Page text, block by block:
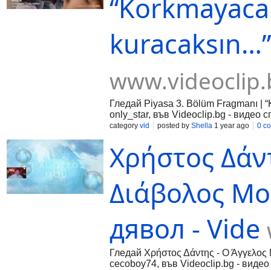
Гледай Piyasa 3. Bölüm Fragmanı |
only_star, във Videoclip.bg - видео
category vid posted by Shella 1 year ago 0
Χρήστος
Διάβολος
дявол - Vide
Гледай Χρήστος Δάντης - Ο
cecoboy74, във Videoclip.bg - видео